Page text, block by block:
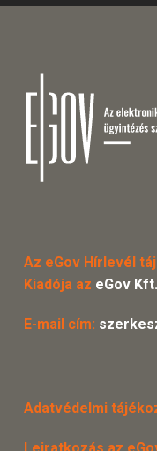
Az eGov Hírlevél
Kiadója az eGov Kft.
E-mail cím:
Adatvédelmi